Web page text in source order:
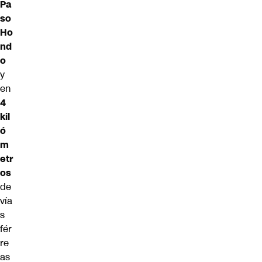
Pa
so
Ho
nd
o
y
en
4
kil
ó
m
etr
os
de
vía
s
fér
re
as